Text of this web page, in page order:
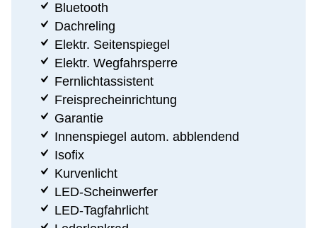
Bluetooth
Dachreling
Elektr. Seitenspiegel
Elektr. Wegfahrsperre
Fernlichtassistent
Freisprecheinrichtung
Garantie
Innenspiegel autom. abblendend
Isofix
Kurvenlicht
LED-Scheinwerfer
LED-Tagfahrlicht